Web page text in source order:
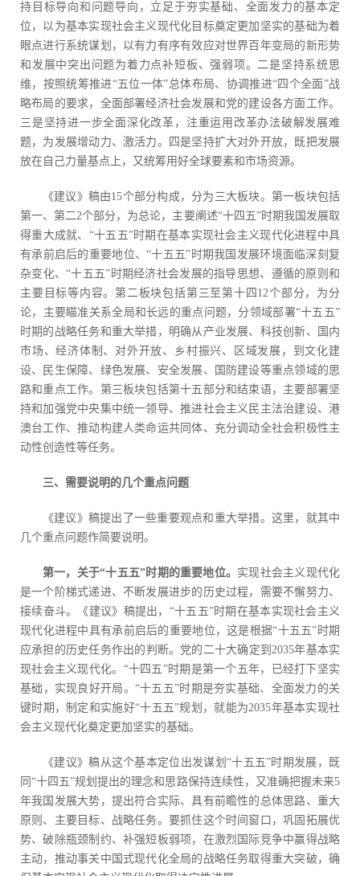
持目标导向和问题导向，立足于夯实基础、全面发力的基本定
位，以为基本实现社会主义现代化目标奠定更加坚实的基础为着
眼点进行系统谋划，以有力有序有效应对世界百年变局的新形势
和发展中突出问题为着力点补短板、强弱项。二是坚持系统思
维，按照统筹推进“五位一体”总体布局、协调推进“四个全面”战
略布局的要求，全面部署经济社会发展和党的建设各方面工作。
三是坚持进一步全面深化改革，注重运用改革办法破解发展难
题，为发展增动力、激活力。四是坚持扩大对外开放，既把发展
放在自己力量基点上，又统筹用好全球要素和市场资源。
《建议》稿由15个部分构成，分为三大板块。第一板块包括
第一、第二2个部分，为总论，主要阐述“十四五”时期我国发展取
得重大成就、“十五五”时期在基本实现社会主义现代化进程中具
有承前启后的重要地位、“十五五”时期我国发展环境面临深刻复
杂变化、“十五五”时期经济社会发展的指导思想、遵循的原则和
主要目标等内容。第二板块包括第三至第十四12个部分，为分
论，主要瞄准关系全局和长远的重点问题，分领域部署“十五五”
时期的战略任务和重大举措，明确从产业发展、科技创新、国内
市场、经济体制、对外开放、乡村振兴、区域发展，到文化建
设、民生保障、绿色发展、安全发展、国防建设等重点领域的思
路和重点工作。第三板块包括第十五部分和结束语，主要部署坚
持和加强党中央集中统一领导、推进社会主义民主法治建设、港
澳台工作、推动构建人类命运共同体、充分调动全社会积极性主
动性创造性等任务。
三、需要说明的几个重点问题
《建议》稿提出了一些重要观点和重大举措。这里，就其中
几个重点问题作简要说明。
第一，关于“十五五”时期的重要地位。 实现社会主义现代化
是一个阶梯式递进、不断发展进步的历史过程，需要不懈努力、
接续奋斗。《建议》稿提出，“十五五”时期在基本实现社会主义
现代化进程中具有承前启后的重要地位，这是根据“十五五”时期
应承担的历史任务作出的判断。党的二十大确定到2035年基本实
现社会主义现代化。“十四五”时期是第一个五年，已经打下坚实
基础，实现良好开局。“十五五”时期是夯实基础、全面发力的关
键时期，制定和实施好“十五五”规划，就能为2035年基本实现社
会主义现代化奠定更加坚实的基础。
《建议》稿从这个基本定位出发谋划“十五五”时期发展，既
同“十四五”规划提出的理念和思路保持连续性，又准确把握未来5
年我国发展大势，提出符合实际、具有前瞻性的总体思路、重大
原则、主要目标、战略任务。要抓住这个时间窗口，巩固拓展优
势、破除瓶颈制约、补强短板弱项，在激烈国际竞争中赢得战略
主动，推动事关中国式现代化全局的战略任务取得重大突破，确